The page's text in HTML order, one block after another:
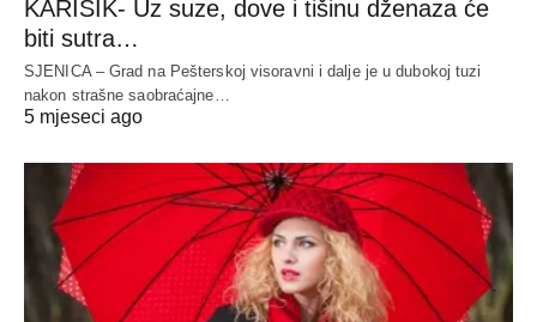
KARIŠIK- Uz suze, dove i tišinu dženaza će
biti sutra…
SJENICA – Grad na Pešterskoj visoravni i dalje je u dubokoj tuzi
nakon strašne saobraćajne…
5 mjeseci ago